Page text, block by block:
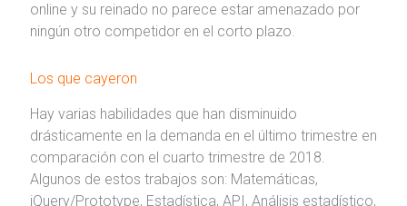
online y su reinado no parece estar amenazado por
ningún otro competidor en el corto plazo.
Los que cayeron
Hay varias habilidades que han disminuido
drásticamente en la demanda en el último trimestre en
comparación con el cuarto trimestre de 2018.
Algunos de estos trabajos son: Matemáticas,
jQuery/Prototype, Estadística, API, Análisis estadístico,